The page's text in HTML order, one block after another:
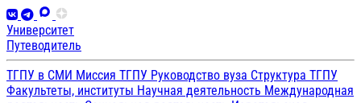
Университет
Путеводитель
ТГПУ в СМИ Миссия ТГПУ Руководство вуза Структура ТГПУ
Факультеты, институты Научная деятельность Международная